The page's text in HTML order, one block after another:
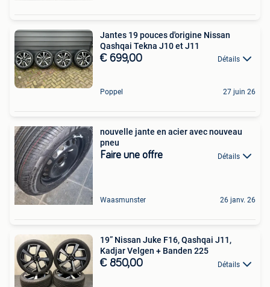
Jantes 19 pouces d'origine Nissan
Qashqai Tekna J10 et J11
€ 699,00 Détails
Poppel 27 juin 26
nouvelle jante en acier avec nouveau
pneu
Faire une offre Détails
Waasmunster 26 janv. 26
19” Nissan Juke F16, Qashqai J11,
Kadjar Velgen + Banden 225
€ 850,00 Détails